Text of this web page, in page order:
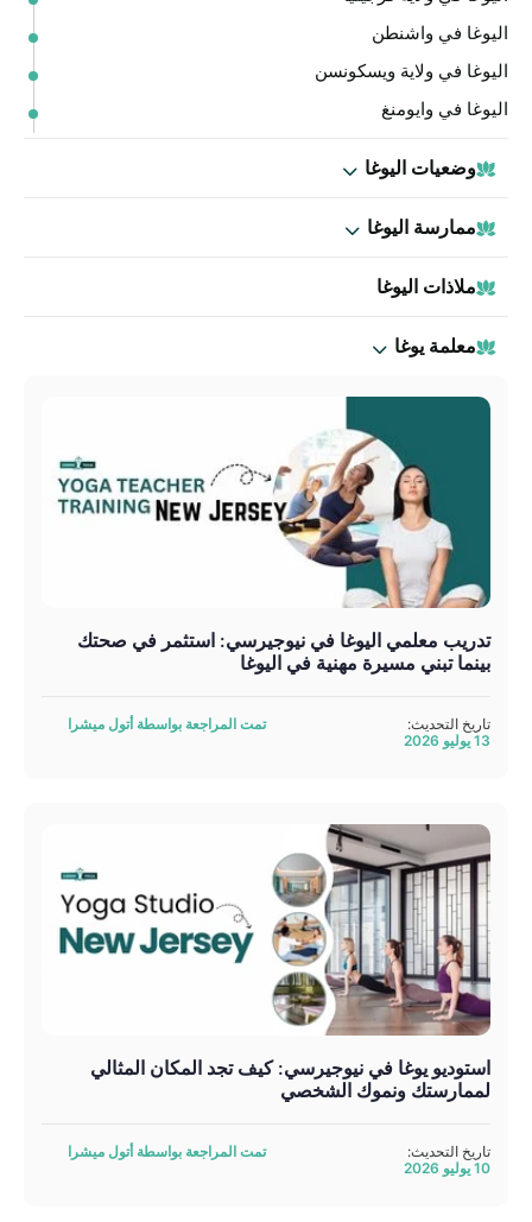
اليوغا في واشنطن
اليوغا في ولاية ويسكونسن
اليوغا في وايومنغ
وضعيات اليوغا
ممارسة اليوغا
ملاذات اليوغا
معلمة يوغا
تدريب معلمي اليوغا في نيوجيرسي: استثمر في صحتك
بينما تبني مسيرة مهنية في اليوغا
تاريخ التحديث:
13 يوليو 2026
تمت المراجعة بواسطة أتول ميشرا
استوديو يوغا في نيوجيرسي: كيف تجد المكان المثالي
لممارستك ونموك الشخصي
تاريخ التحديث:
10 يوليو 2026
تمت المراجعة بواسطة أتول ميشرا